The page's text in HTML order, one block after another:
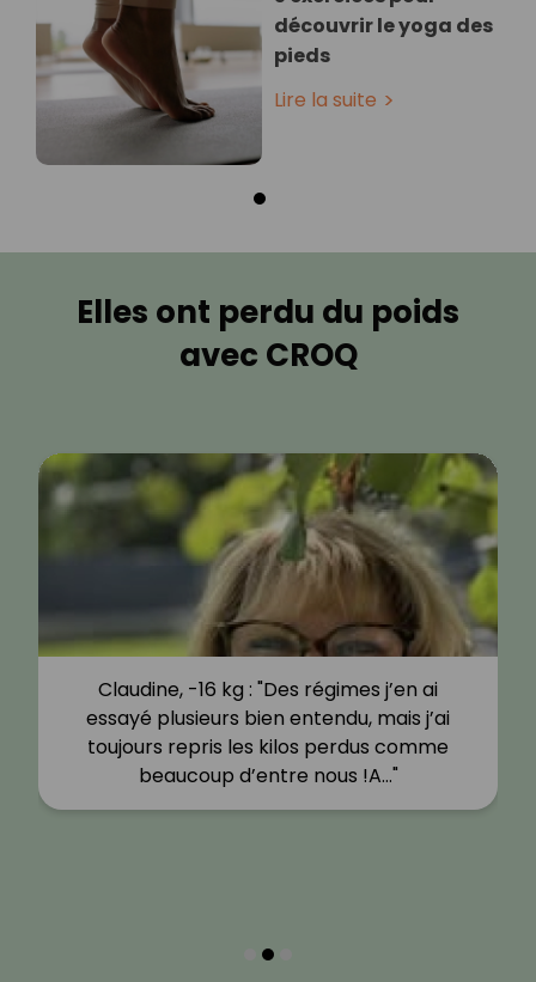
découvrir le yoga des
pieds
Lire la suite
Elles ont perdu du poids
avec CROQ
Claudine, -16 kg : "Des régimes j’en ai
essayé plusieurs bien entendu, mais j’ai
toujours repris les kilos perdus comme
beaucoup d’entre nous !A…"